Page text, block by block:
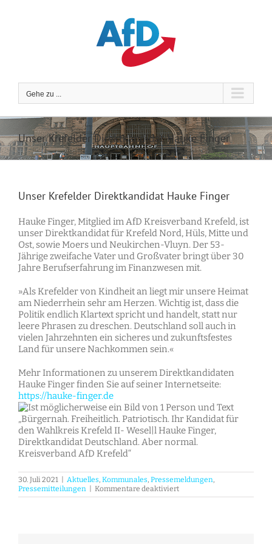
Gehe zu ...
Unser Krefelder Direktkandidat Hauke Finger
Unser Krefelder Direktkandidat Hauke Finger
Hauke Finger, Mitglied im AfD Kreisverband Krefeld, ist
unser Direktkandidat für Krefeld Nord, Hüls, Mitte und
Ost, sowie Moers und Neukirchen-Vluyn. Der 53-
Jährige zweifache Vater und Großvater bringt über 30
Jahre Berufserfahrung im Finanzwesen mit.
»Als Krefelder von Kindheit an liegt mir unsere Heimat
am Niederrhein sehr am Herzen. Wichtig ist, dass die
Politik endlich Klartext spricht und handelt, statt nur
leere Phrasen zu dreschen. Deutschland soll auch in
vielen Jahrzehnten ein sicheres und zukunftsfestes
Land für unsere Nachkommen sein.«
Mehr Informationen zu unserem Direktkandidaten
Hauke Finger finden Sie auf seiner Internetseite:
https://hauke-finger.de
30. Juli 2021 Aktuelles Kommunales Pressemeldungen
Pressemitteilungen
Kommentare deaktiviertfür
Unser